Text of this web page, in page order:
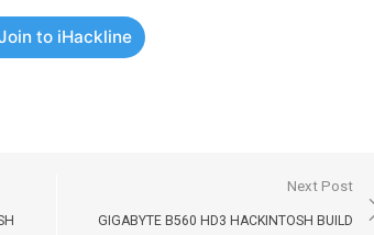
to iHackline
Next Post
GIGABYTE B560 HD3 HACKINTOSH BUILD